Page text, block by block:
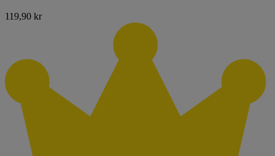
119,90 kr